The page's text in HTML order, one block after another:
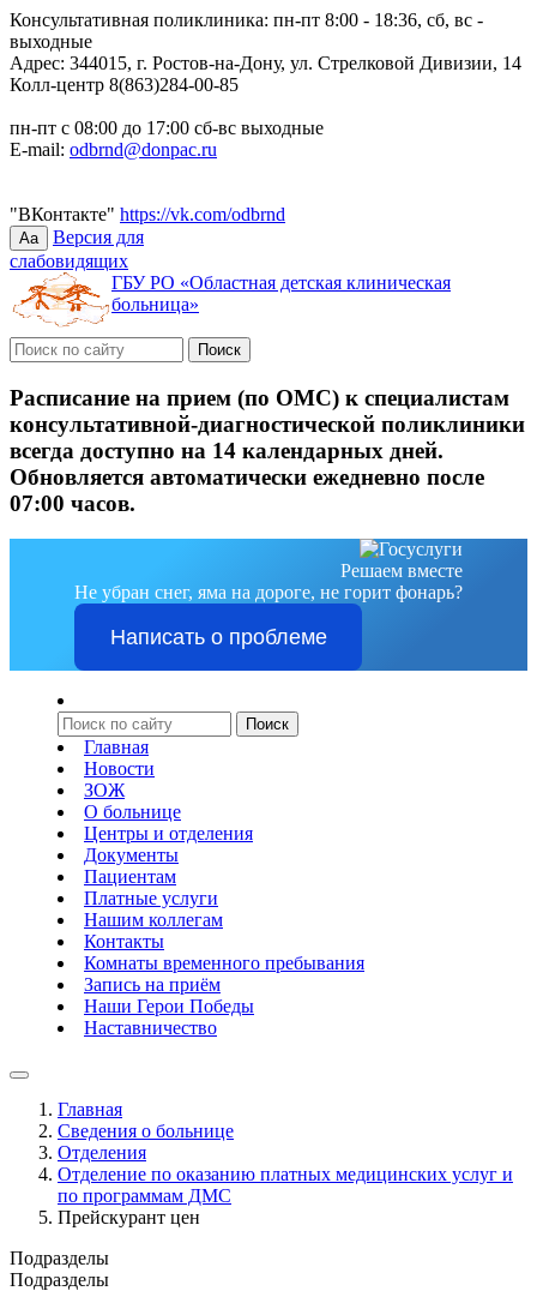
Консультативная поликлиника: пн-пт 8:00 - 18:36, сб, вс -
выходные
Адрес: 344015, г. Ростов-на-Дону, ул. Стрелковой Дивизии, 14
Колл-центр 8(863)284-00-85
пн-пт с 08:00 до 17:00 сб-вс выходные
E-mail: odbrnd@donpac.ru
"ВКонтакте" https://vk.com/odbrnd
Aa
Версия для
слабовидящих
ГБУ РО «Областная детская клиническая
больница»
Расписание на прием (по ОМС) к специалистам
консультативной-диагностической поликлиники
всегда доступно на 14 календарных дней.
Обновляется автоматически ежедневно после
07:00 часов.
Решаем вместе
Не убран снег, яма на дороге, не горит фонарь?
Написать о проблеме
Главная
Новости
ЗОЖ
О больнице
Центры и отделения
Документы
Пациентам
Платные услуги
Нашим коллегам
Контакты
Комнаты временного пребывания
Запись на приём
Наши Герои Победы
Наставничество
Главная
Сведения о больнице
Отделения
Отделение по оказанию платных медицинских услуг и
по программам ДМС
Прейскурант цен
Подразделы
Подразделы